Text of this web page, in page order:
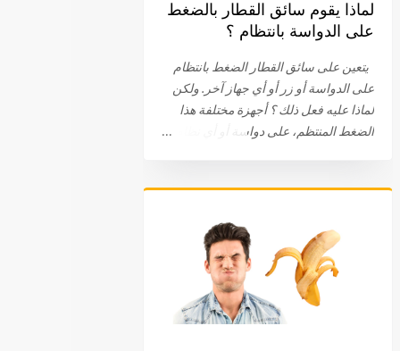
لماذا يقوم سائق القطار بالضغط
على الدواسة بانتظام ؟
يتعين على سائق القطار الضغط بانتظام
على الدواسة أو زر أو أي جهاز آخر. ولكن
لماذا عليه فعل ذلك ؟ أجهزة مختلفة هذا
الضغط المنتظم، على دواسة أو أي نظام
الجهاز باختلاف الشركات . في البداية، كان
على الدواسة. اليوم، يتم الضغط على
الدواسة، عند نقطة معينة، ثم الضغط عليها
مرة أخرى. في بعض الحالات، يتعين على
السائق الضغط على زر. في بعض الأحيان
يتم توصيل الجهاز بعجلة القيادة أو المقود.